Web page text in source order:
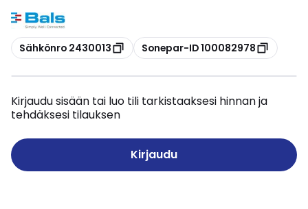
Kopioi
Sähkönro 2430013 Kopioi
Sonepar-ID 100082978
Kirjaudu sisään tai luo tili tarkistaaksesi hinnan ja
tehdäksesi tilauksen
Kirjaudu